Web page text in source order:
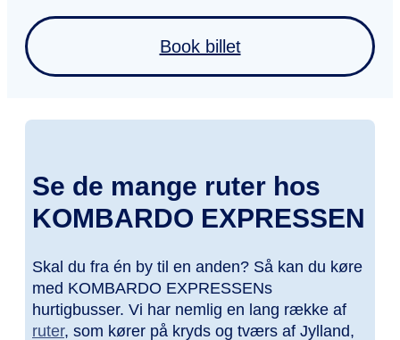
Book billet
Se de mange ruter hos
KOMBARDO EXPRESSEN
Skal du fra én by til en anden? Så kan du køre
med KOMBARDO EXPRESSENs
hurtigbusser. Vi har nemlig en lang række af
ruter, som kører på kryds og tværs af Jylland,